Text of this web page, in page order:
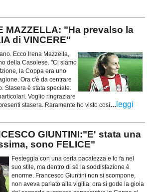
MAZZELLA: "Ha prevalso la
di VINCERE"
Ecco Irena Mazzella,
della Casolese. "Ci siamo
la Coppa era uno
Ora c'è da centrare
Stasera è stata speciale.
Voglio ringraziare
stasera. Raramente ho visto così... leggi
GIUNTINI:"E' stata una
sono FELICE"
Festeggia con una certa pacatezza e lo fa nel
suo stile, ma dentro di sè la soddisfazione è
enorme. Francesco Giuntini non si scompone,
non aveva parlato alla vigilia, ora si gode la gioia